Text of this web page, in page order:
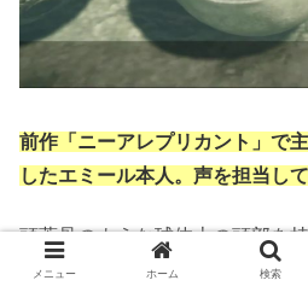
前作「ニーアレプリカント」で
したエミール本人。声を担当し
頭蓋骨のような球体上の頭部を
出来事により高い魔力を秘め、
メニュー ホーム 検索